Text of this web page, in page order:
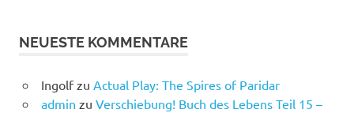
NEUESTE KOMMENTARE
Ingolfzu Actual Play: The Spires of Paridar
admin zu Verschiebung! Buch des Lebens Teil 15 –